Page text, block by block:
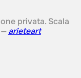
privata. Scala
— arieteart